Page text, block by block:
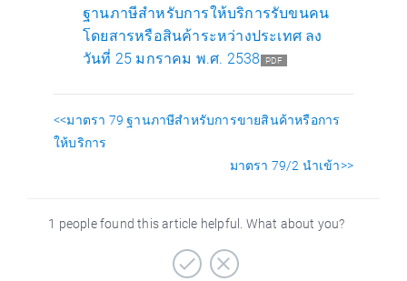
ฐานภาษีสำหรับการให้บริการรับขนคน
โดยสารหรือสินค้าระหว่างประเทศ ลง
วันที่ 25 มกราคม พ.ศ. 2538
PDF
<<มาตรา 79 ฐานภาษีสำหรับการขายสินค้าหรือการ
ให้บริการ
มาตรา 79/2 นำเข้า>>
1 people found this article helpful. What about you?